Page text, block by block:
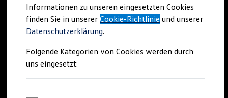
Die ENERGY Sondermodelle
Junge Gebrauchtwagen und Gebrauchtwagen
Volkswagen Zertifizierte Gebrauchtwagen
Elektromobilität bei Gebrauchtwagen
Saisonangebote
Reifenpakete
Leasing
Leasing-Angebote
Informationen zu unseren eingesetzten Cookies
finden Sie in unsererCookie-Richtlinie und unserer
Datenschutzerklärung.
Folgende Kategorien von Cookies werden durch
uns eingesetzt: